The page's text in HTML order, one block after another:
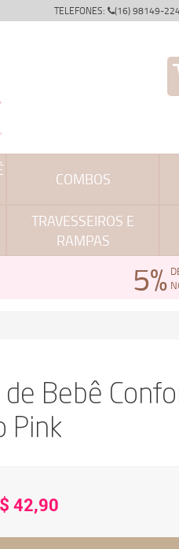
TELEFONES: (16) 98149-
COMBOS
TRAVESSEIROS E
RAMPAS
5%
de Bebê
Pink
42,90